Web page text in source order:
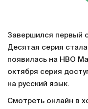
Завершился первый
Десятая серия
появилась на HBO
октября серия
на русский язык.
Смотреть онлайн в